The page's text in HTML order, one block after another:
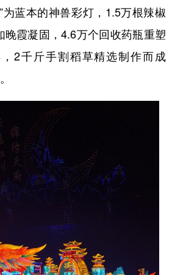
为蓝本的神兽彩灯，1.5万根辣椒
霞凝固，4.6万个回收药瓶重塑
2千斤手割稻草精选制作而成